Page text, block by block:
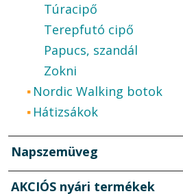
Túracipő
Terepfutó cipő
Papucs, szandál
Zokni
Nordic Walking botok
Hátizsákok
Napszemüveg
AKCIÓS nyári termékek